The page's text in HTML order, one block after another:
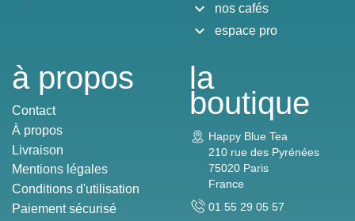
nos cafés
expand_more
espace pro
expand_more
à propos
Contact
À propos
Livraison
Mentions légales
Conditions d'utilisation
Paiement sécurisé
la
boutique
Happy Blue Tea
210 rue des Pyrénées
75020 Paris
France
01 55 29 05 57